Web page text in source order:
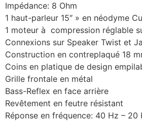
Impédance: 8 Ohm
1 haut-parleur 15″ » en néodyme
1 moteur à compression réglable
Connexions sur Speaker Twist et
Construction en contreplaqué 18
Coins en platique de design
Grille frontale en métal
Bass-Reflex en face arrière
Revêtement en feutre résistant
Réponse en fréquence: 40 Hz – 20